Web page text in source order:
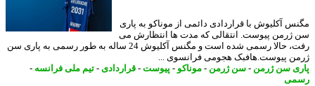
آکلیوش با قراردادی دائمی از موناکو به پاری
پیوست. انتقالی که مدت ها انتظارش می
رفت، حالا رسمی شده است و مگنس آکلیوش 24 ساله به طور رسمی به پاری سن
پیوست.هافبک هجومی فرانسوی ...
سن ژرمن -سن ژرمن -موناکو-پیوست-قراردادی-تیم ملی فرانسه
-